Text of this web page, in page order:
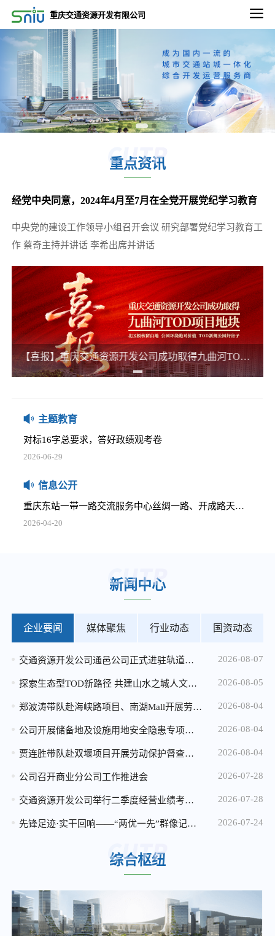
重庆交通资源开发有限公司
重点资讯
经党中央同意，2024年4月至7月在全党开展党纪学习教育
中央党的建设工作领导小组召开会议 研究部署党纪学习教育工
作 蔡奇主持并讲话 李希出席并讲话
【喜报】重庆交通资源开发公司成功取得九曲河TOD项目地块 激活区域新活力
主题教育
习近平：在庆祝中国共产党成立105周年大会上的讲话
2026-07-01
对标16字总要求，答好政绩观考卷
2026-06-29
树立正确政绩观，要牢记这两个理念
习近平党建思想内涵要义
那些践行正确政绩观的榜样
2026-06-16
信息公开
2026-04-20
重庆东站一带一路交流服务中心丝绸一路、开成路天然气管道迁改安全评估比选公告
2026-04-20
马家岩小微地块招租公告
加州实验小学小微地块招租公告
2026-04-20
2025-12-25
2026年度消防设施维保服务比选中选候选人公示
2025-12-05
2026年度南部、西部服务中心保洁及绿化服务竞争性比选邀请公告
2025-03-20
2022-2023年度重庆通邑物业轨道线绿植养租赁养护服务比选邀请第三次公告
2022-09-02
2022-2023年度重庆通邑物业永川三峰项目保洁、绿化服务比选邀请公告
2022-09-02
2022-2023年度重庆通邑物业永川三峰项目保安服务 比选邀请公告
2022-09-26
2022-11-11
微电园站一体化综合开发项目设计咨询服务中选候选人公示
2025-12-24
五里店TOD项目下部主体建筑结构安全性鉴定项目比选公告
2025-12-05
五里店TOD项目下部主体建筑消防安全评估项目比选公告
2025-12-05
椿萱大道等4个开发用地公交站场委托咨询服务项目比选公告
2025-12-05
2025-12-05
新闻中心
企业要闻 媒体聚焦 行业动态 国资动态
交通资源开发公司通邑公司正式进驻轨道交通15号线安保服务 2026-08-07
探索生态型TOD新路径 共建山水之城人文社区——公司与重庆生态文化协会开展九曲河湿地专题调研座谈 2026-08-05
郑波涛带队赴海峡路项目、南湖Mall开展劳动保护督查暨高温慰问 2026-08-04
公司开展储备地及设施用地安全隐患专项检查 全力筑牢汛期安全防线 2026-08-04
贾连胜带队赴双堰项目开展劳动保护督查暨高温慰问 2026-08-04
公司召开商业分公司工作推进会 2026-07-28
交通资源开发公司举行二季度经营业绩考核“季度赛” 2026-07-28
先锋足迹·实干回响——“两优一先”群像记（三） 2026-07-24
综合枢纽